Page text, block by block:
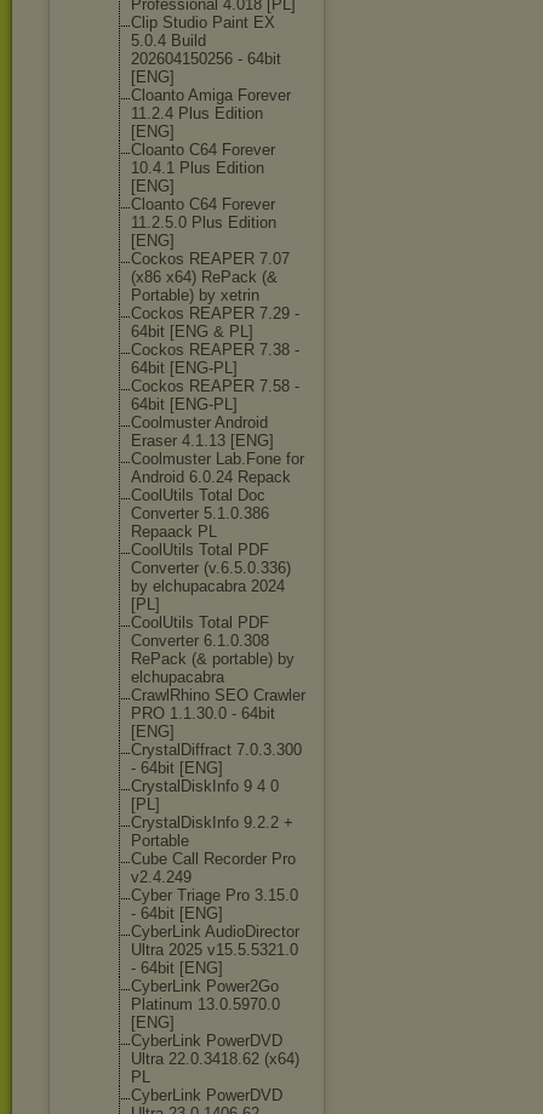
Professional 4.018 [PL]
Clip Studio Paint EX
5.0.4 Build
202604150256 - 64bit
[ENG]
Cloanto Amiga Forever
11.2.4 Plus Edition
[ENG]
Cloanto C64 Forever
10.4.1 Plus Edition
[ENG]
Cloanto C64 Forever
11.2.5.0 Plus Edition
[ENG]
Cockos REAPER 7.07
(x86 x64) RePack (&
Portable) by xetrin
Cockos REAPER 7.29 -
64bit [ENG & PL]
Cockos REAPER 7.38 -
64bit [ENG-PL]
Cockos REAPER 7.58 -
64bit [ENG-PL]
Coolmuster Android
Eraser 4.1.13 [ENG]
Coolmuster Lab.Fone for
Android 6.0.24 Repack
CoolUtils Total Doc
Converter 5.1.0.386
Repaack PL
CoolUtils Total PDF
Converter (v.6.5.0.336)
by elchupacabra 2024
[PL]
CoolUtils Total PDF
Converter 6.1.0.308
RePack (& portable) by
elchupacabra
CrawlRhino SEO Crawler
PRO 1.1.30.0 - 64bit
[ENG]
CrystalDiffract 7.0.3.300
- 64bit [ENG]
CrystalDiskInfo 9 4 0
[PL]
CrystalDiskInfo 9.2.2 +
Portable
Cube Call Recorder Pro
v2.4.249
Cyber Triage Pro 3.15.0
- 64bit [ENG]
CyberLink AudioDirector
Ultra 2025 v15.5.5321.0
- 64bit [ENG]
CyberLink Power2Go
Platinum 13.0.5970.0
[ENG]
CyberLink PowerDVD
Ultra 22.0.3418.62 (x64)
PL
CyberLink PowerDVD